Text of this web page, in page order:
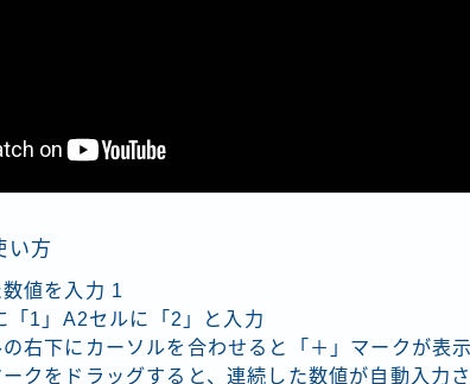
い方
値を入力 1
「1」A2セルに「2」と入力
右下にカーソルを合わせると「＋」マークが表
ークをドラッグすると、連続した数値が自動入力